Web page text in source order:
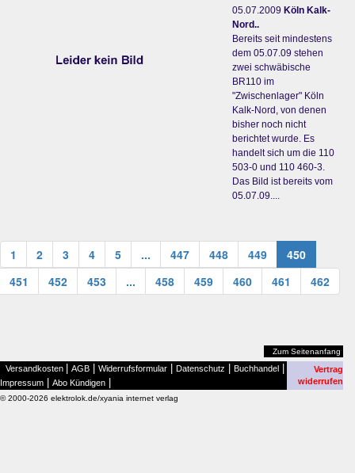
05.07.2009 Köln Kalk-
Nord..
Bereits seit mindestens
dem 05.07.09 stehen
zwei schwäbische
BR110 im
"Zwischenlager" Köln
Kalk-Nord, von denen
bisher noch nicht
berichtet wurde. Es
handelt sich um die 110
503-0 und 110 460-3.
Das Bild ist bereits vom
05.07.09....
1 2 3 4 5 ... 447 448 449
450
451
452 453 ... 458 459 460 461 462
Zum Seitenanfang
Versandkosten AGB Widerrufsformular Datenschutz Buchhandel
Impressum Abo Kündigen
Vertrag
widerrufen
© 2000-2026 elektrolok.de/xyania internet verlag